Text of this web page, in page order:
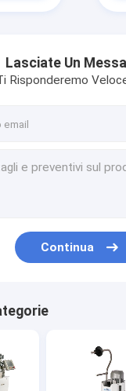
Lasciate Un
Risponderemo
Continua